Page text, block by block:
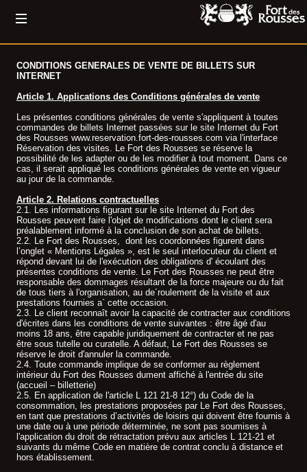
CONDITIONS GENERALES DE VENTE DE BILLETS SUR
INTERNET
Article 1. Applications des Conditions générales de vente
Les présentes conditions générales de vente s'appliquent à toutes
commandes de billets Internet passées sur le site Internet du Fort
des Rousses www.reservation.fort-des-rousses.com via l'interface
Réservation des visites. Le Fort des Rousses se réserve la
possibilité de les adapter ou de les modifier à tout moment. Dans ce
cas, il serait appliqué les conditions générales de vente en vigueur
au jour de la commande.
Article 2. Relations contractuelles
2.1. Les informations figurant sur le site Internet du Fort des
Rousses peuvent faire l'objet de modifications dont le client sera
préalablement informé à la conclusion de son achat de billets.
2.2. Le Fort des Rousses, dont les coordonnées figurent dans
l’onglet « Mentions Légales », est le seul interlocuteur du client et
répond devant lui de l'exécution des obligations d' écoulant des
présentes conditions de vente. Le Fort des Rousses ne peut être
responsable des dommages résultant de la force majeure ou du fait
de tous tiers à l'organisation, au de´roulement de la visite et aux
prestations fournies a` cette occasion.
2.3. Le client reconnaît avoir la capacité de contracter aux conditions
d'écrites dans les conditions de vente suivantes : être âgé d'au
moins 18 ans, être capable juridiquement de contracter et ne pas
être sous tutelle ou curatelle. A défaut, Le Fort des Rousses se
réserve le droit d'annuler la commande.
2.4. Toute commande implique de se conformer au règlement
intérieur du Fort des Rousses dument affiché à l'entrée du site
(accueil – billetterie)
2.5. En application de l'article L 121 21-8 12°) du Code de la
consommation, les prestations proposées par Le Fort des Rousses,
en tant que prestations d’activités de loisirs qui doivent être fournis à
une date ou à une période déterminée, ne sont pas soumises à
l'application du droit de rétractation prévu aux articles L 121-21 et
suivants du même Code en matière de contrat conclu à distance et
hors établissement.